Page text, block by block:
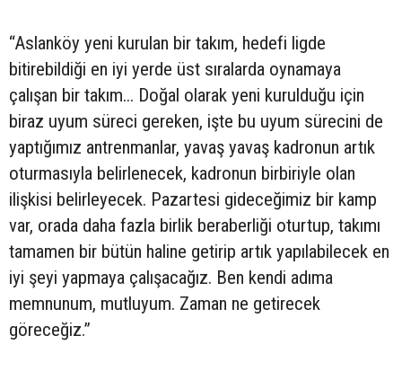
“Aslanköy yeni kurulan bir takım, hedefi ligde
bitirebildiği en iyi yerde üst sıralarda oynamaya
çalışan bir takım... Doğal olarak yeni kurulduğu için
biraz uyum süreci gereken, işte bu uyum sürecini de
yaptığımız antrenmanlar, yavaş yavaş kadronun artık
oturmasıyla belirlenecek, kadronun birbiriyle olan
ilişkisi belirleyecek. Pazartesi gideceğimiz bir kamp
var, orada daha fazla birlik beraberliği oturtup, takımı
tamamen bir bütün haline getirip artık yapılabilecek en
iyi şeyi yapmaya çalışacağız. Ben kendi adıma
memnunum, mutluyum. Zaman ne getirecek
göreceğiz.”